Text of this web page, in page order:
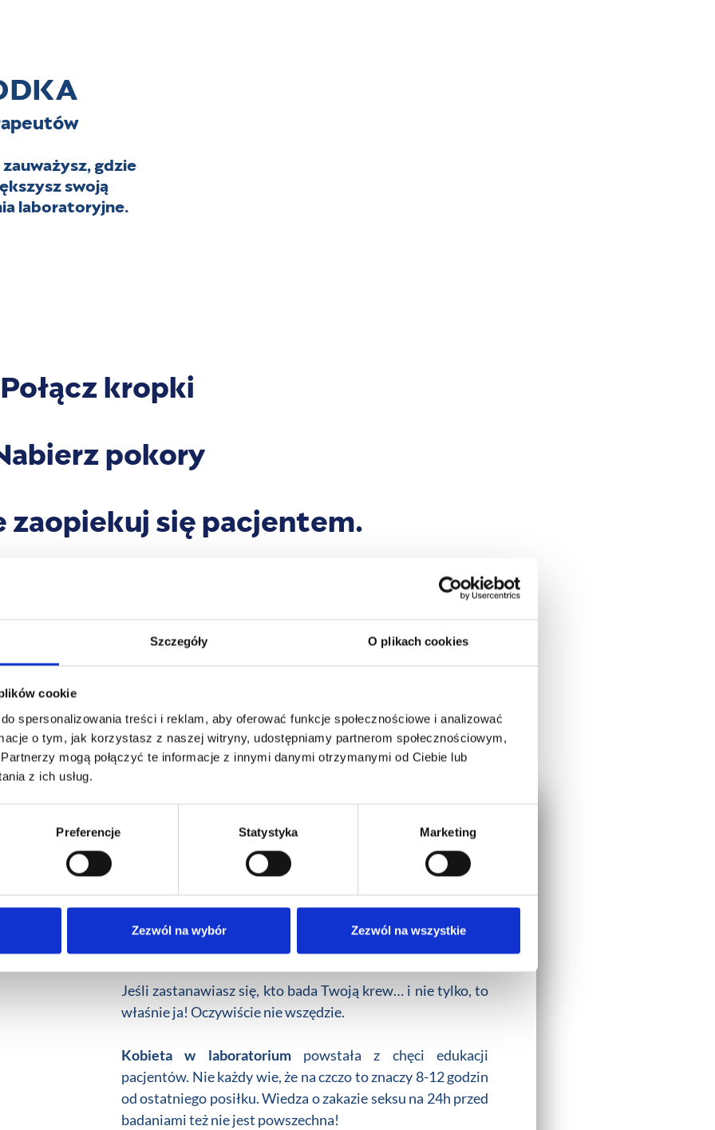
Szczegóły O plikach cookies
cookie
spersonalizowania treści i reklam, aby oferować funkcje społecznościowe i analizować
o tym, jak korzystasz z naszej witryny, udostępniamy partnerom społecznościowym,
mogą połączyć te informacje z innymi danymi otrzymanymi od Ciebie lub
z ich usług.
Preferencje Statystyka Marketing
Zezwól na wybór Zezwól na wszystkie
gdzie
swoją
laboratoryjne.
Połącz kropki
pokory
się pacjentem.
w skrócie:
godzin dydaktycznych
Aldona Gajek
Ukończyłam kierunekanalityka medycznaw Collegium
Medicum im. Ludwika Rydygiera. Po pięcioletnich studiach
uzyskałam tytułdiagnosty laboratoryjnego.
Jeśli zastanawiasz się, kto bada Twoją krew… i nie tylko, to
właśnie ja! Oczywiście nie wszędzie.
Kobieta w laboratoriumpowstała z chęci edukacji
pacjentów. Nie każdy wie, że na czczo to znaczy 8-12 godzin
od ostatniego posiłku. Wiedza o zakazie seksu na 24h przed
badaniami też nie jest powszechna!